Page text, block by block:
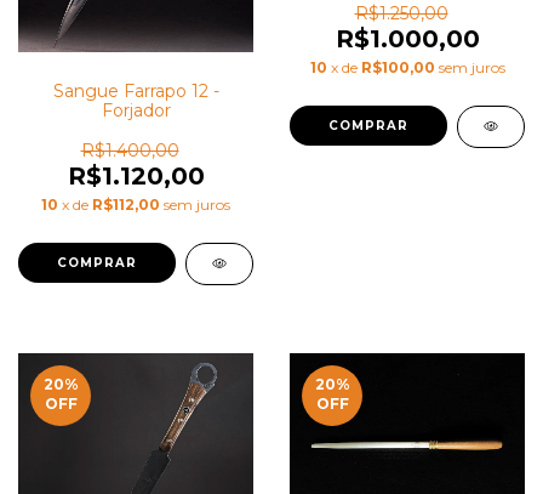
Sangue Farrapo 12 -
Forjador
R$1.400,00
R$1.120,00
10 x de R$112,00 sem juros
R$1.250,00
R$1.000,00
10 x de R$100,00 sem juros
20%
OFF
20%
OFF